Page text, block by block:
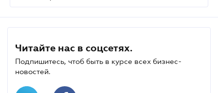
Читайте нас в соцсетях.
Подпишитесь, чтоб быть в курсе всех бизнес-
новостей.